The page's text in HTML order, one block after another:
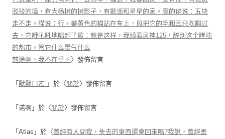
驳驳的墙，有大杨树的树影子，有歌谣和星星的家。摩的佬说：五块
走不走。猫说：行。姜黄色的猫站在车上，风把它的毛和耳朵吹翻过
去，它哦吼吼地唱起了歌：就是这样，我骑着风神125，辞别这个哮喘
的都市。管它什么景气什么
前途啊，我不在乎。 〉發佈留言
「 默默ㄇㄛˋ 」於〈 關於〉發佈留言
「 诺啊 」於〈 關於〉發佈留言
「 Atlas 」於〈曾經有人問我，失去的東西還會回來嗎?我說，曾經丟